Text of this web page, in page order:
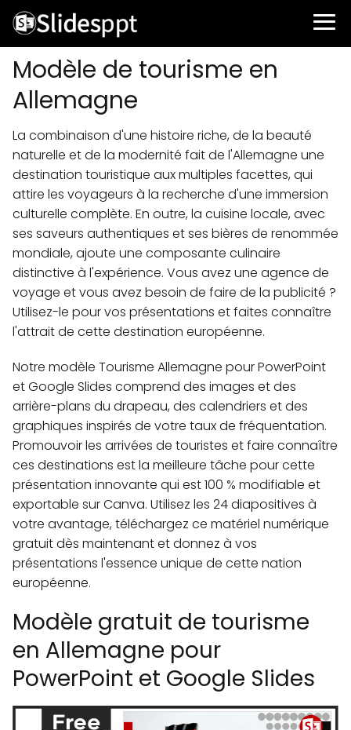
Modèle de tourisme en
Allemagne
La combinaison d'une histoire riche, de la beauté
naturelle et de la modernité fait de l'Allemagne une
destination touristique aux multiples facettes, qui
attire les voyageurs à la recherche d'une immersion
culturelle complète. En outre, la cuisine locale, avec
ses saveurs authentiques et ses bières de renommée
mondiale, ajoute une composante culinaire
distinctive à l'expérience. Vous avez une agence de
voyage et vous avez besoin de faire de la publicité ?
Utilisez-le pour vos présentations et faites connaître
l'attrait de cette destination européenne.
Notre modèle Tourisme Allemagne pour PowerPoint
et Google Slides comprend des images et des
arrière-plans du drapeau, des calendriers et des
graphiques inspirés de votre taux de fréquentation.
Promouvoir les arrivées de touristes et faire connaître
ces destinations est la meilleure tâche pour cette
présentation innovante qui est 100 % modifiable et
exportable sur Canva. Utilisez les 24 diapositives à
votre avantage, téléchargez ce matériel numérique
gratuit dès maintenant et donnez à vos
présentations l'essence unique de cette nation
européenne.
Modèle gratuit de tourisme
en Allemagne pour
PowerPoint et Google Slides